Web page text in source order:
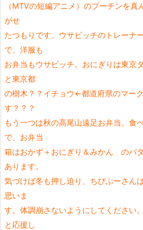
（MTVの短編アニメ）のプーチンを真
がせ
たつもりです。ウサビッチのトレーナ
で、洋服も
お弁当もウサビッチ。おにぎりは東京
と東京都
の樹木？？イチョウ←都道府県のマー
す？？？
もう一つは秋の高尾山遠足お弁当。食
で、お弁当
箱はおかず＋おにぎり＆みかん のパ
あります。
気づけば冬も押し迫り、ちびぶーさん
思いま
す。体調崩さないようにしてください
と応援し